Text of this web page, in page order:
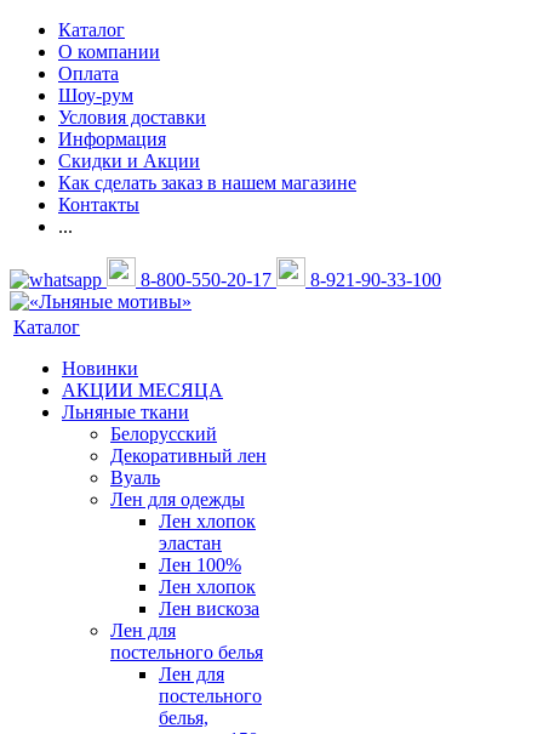
Каталог
О компании
Оплата
Шоу-рум
Условия доставки
Информация
Скидки и Акции
Как сделать заказ в нашем магазине
Контакты
...
8-800-550-20-17 8-921-90-33-100
Каталог
Новинки
АКЦИИ МЕСЯЦА
Льняные ткани
Белорусский
Декоративный лен
Вуаль
Лен для одежды
Лен хлопок
эластан
Лен 100%
Лен хлопок
Лен вискоза
Лен для
постельного белья
Лен для
постельного
белья,